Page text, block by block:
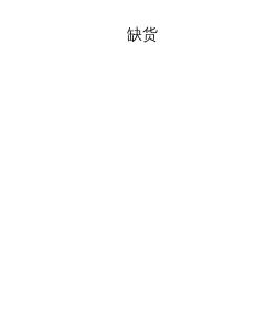
缺货